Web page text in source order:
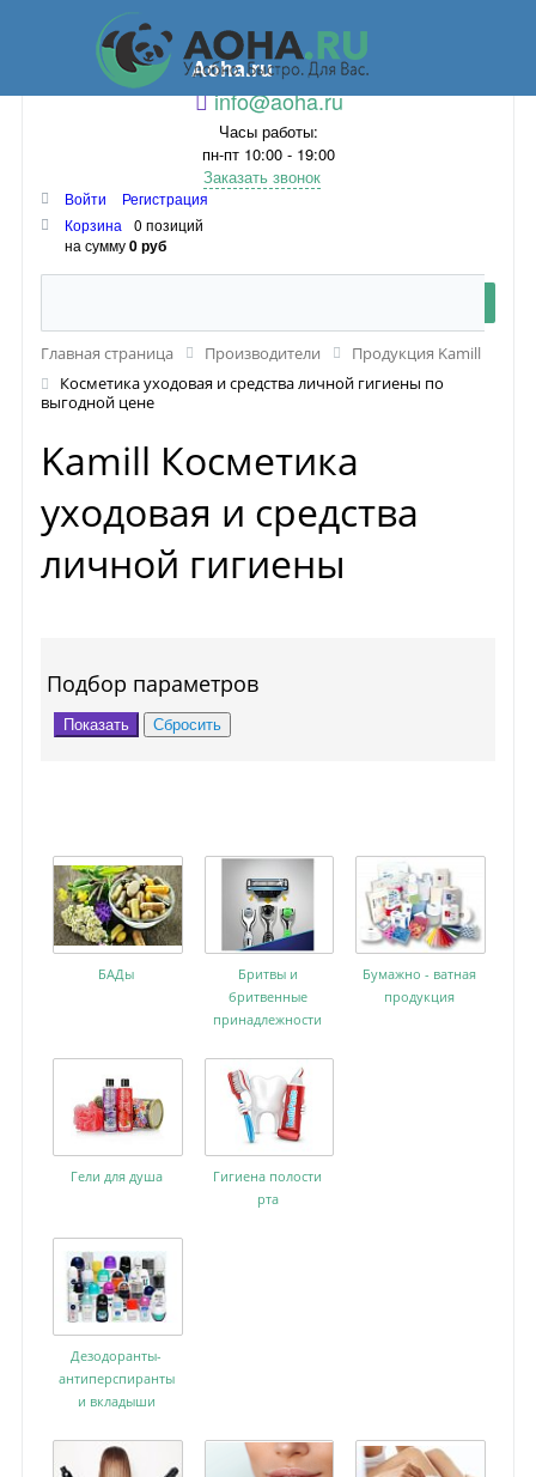
Aoha.ru
info@aoha.ru
Часы работы:
пн-пт 10:00 - 19:00
Заказать звонок
Войти
Регистрация
Корзина
0 позиций
на сумму0 руб
Главная страница Производители
Продукция Kamill
Косметика уходовая и средства личной гигиены по
выгодной цене
Kamill Косметика
уходовая и средства
личной гигиены
Подбор параметров
БАДы
Бритвы и
бритвенные
принадлежности
Бумажно - ватная
продукция
Гели для душа
Гигиена полости
рта
Дезодоранты-
антиперспиранты
и вкладыши